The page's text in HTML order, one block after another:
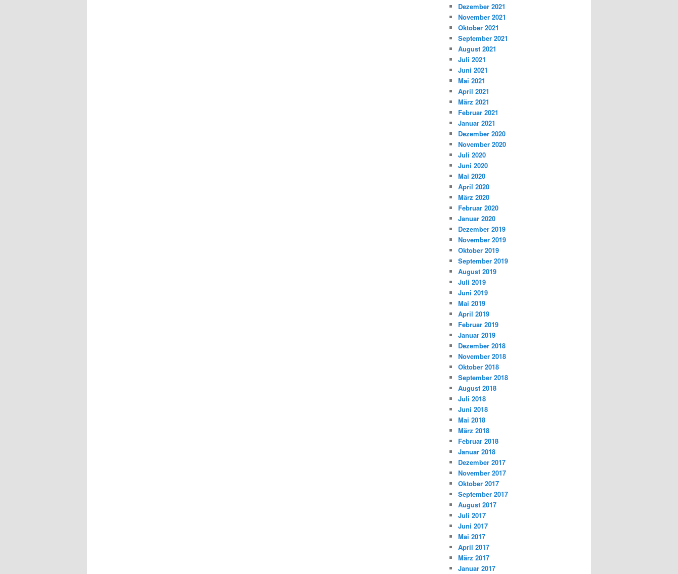
Dezember 2021
November 2021
Oktober 2021
September 2021
August 2021
Juli 2021
Juni 2021
Mai 2021
April 2021
März 2021
Februar 2021
Januar 2021
Dezember 2020
November 2020
Juli 2020
Juni 2020
Mai 2020
April 2020
März 2020
Februar 2020
Januar 2020
Dezember 2019
November 2019
Oktober 2019
September 2019
August 2019
Juli 2019
Juni 2019
Mai 2019
April 2019
Februar 2019
Januar 2019
Dezember 2018
November 2018
Oktober 2018
September 2018
August 2018
Juli 2018
Juni 2018
Mai 2018
März 2018
Februar 2018
Januar 2018
Dezember 2017
November 2017
Oktober 2017
September 2017
August 2017
Juli 2017
Juni 2017
Mai 2017
April 2017
März 2017
Januar 2017